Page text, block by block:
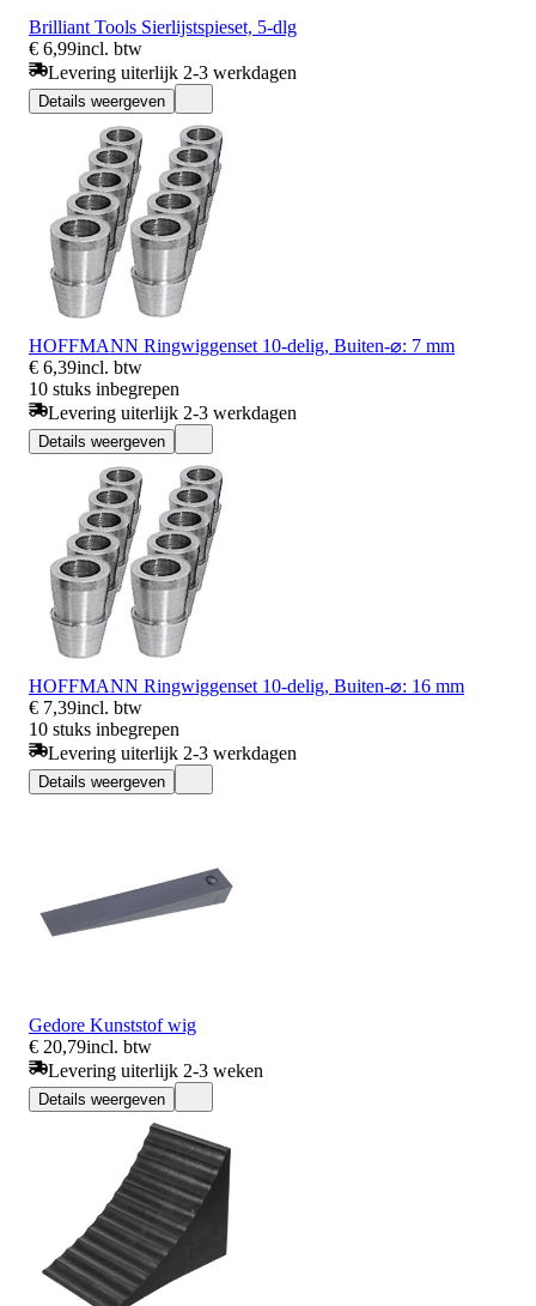
Brilliant Tools Sierlijstspieset, 5-dlg
€ 6,99incl. btw
Levering uiterlijk 2-3 werkdagen
Details weergeven
HOFFMANN Ringwiggenset 10-delig, Buiten-⌀: 7 mm
€ 6,39incl. btw
10 stuks inbegrepen
Levering uiterlijk 2-3 werkdagen
Details weergeven
HOFFMANN Ringwiggenset 10-delig, Buiten-⌀: 16 mm
€ 7,39incl. btw
10 stuks inbegrepen
Levering uiterlijk 2-3 werkdagen
Details weergeven
Gedore Kunststof wig
€ 20,79incl. btw
Levering uiterlijk 2-3 weken
Details weergeven